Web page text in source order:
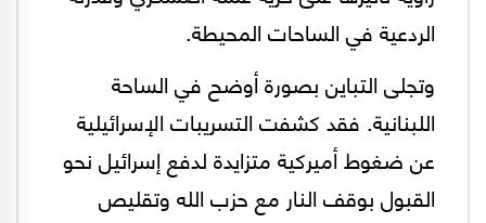
الردعية في الساحات المحيطة.
وتجلى التباين بصورة أوضح في الساحة
اللبنانية. فقد كشفت التسريبات الإسرائيلية
عن ضغوط أميركية متزايدة لدفع إسرائيل نحو
القبول بوقف النار مع حزب الله وتقليص